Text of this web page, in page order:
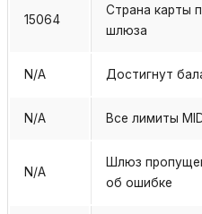
15064
Страна карты
шлюза
N/A Достигнут
N/A Все лимиты
N/A
Шлюз
об ошибке